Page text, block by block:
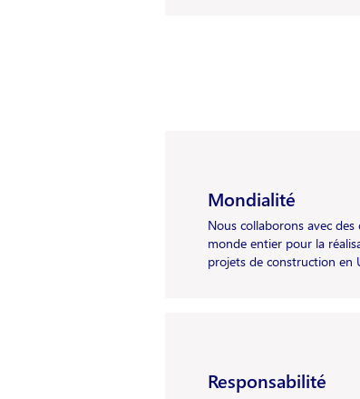
Mondialité
Nous collaborons avec des
monde entier pour la
projets de construction en
Responsabilité